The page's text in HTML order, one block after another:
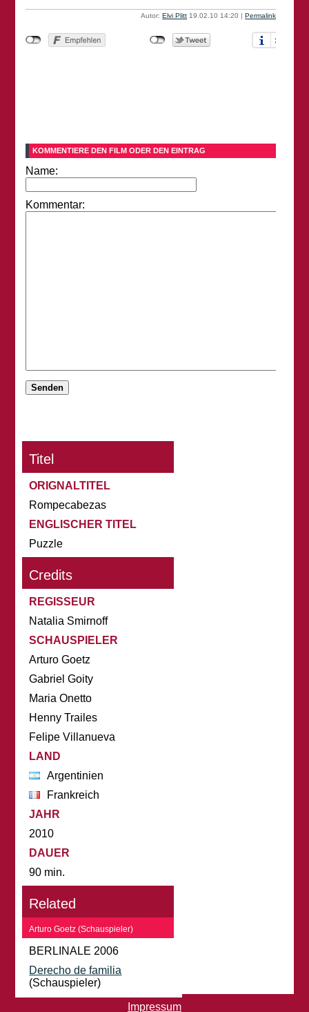
Autor:Elvi Plitt 19.02.10 14:20 |Permalink
KOMMENTIERE DEN FILM ODER DEN EINTRAG
Name:
Kommentar:
Titel
ORIGNALTITEL
Rompecabezas
ENGLISCHER TITEL
Puzzle
Credits
REGISSEUR
Natalia Smirnoff
SCHAUSPIELER
Arturo Goetz
Gabriel Goity
Maria Onetto
Henny Trailes
Felipe Villanueva
LAND
Argentinien
Frankreich
JAHR
2010
DAUER
90 min.
Related
Arturo Goetz (Schauspieler)
BERLINALE 2006
Derecho de familia
(Schauspieler)
Impressum